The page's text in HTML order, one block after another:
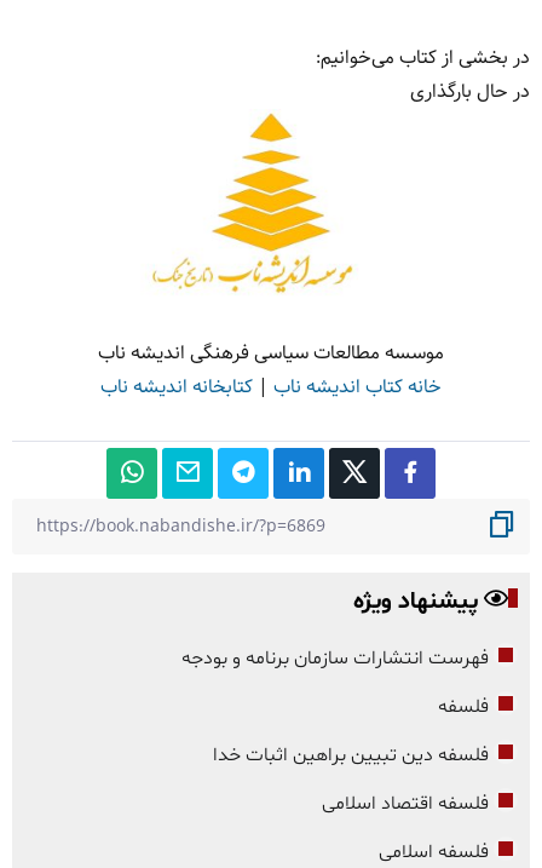
در بخشی از کتاب می‌خوانیم:
در حال بارگذاری
موسسه مطالعات سیاسی فرهنگی اندیشه ناب
خانه کتاب اندیشه ناب | کتابخانه اندیشه ناب
پیشنهاد ویژه
فهرست انتشارات سازمان برنامه و بودجه
فلسفه
فلسفه دین تبیین براهین اثبات خدا
فلسفه اقتصاد اسلامی
فلسفه اسلامی